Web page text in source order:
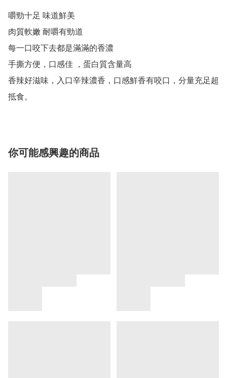
嚼勁十足 味道鮮美
肉質軟嫩 耐嚼有勁道
每一口咬下去都是滿滿的香濃
手撕方便，口感佳 ，蛋白質含量高
香辣好滋味，入口辛辣濃香，口感鮮香有咬口，分量充足超
抵食。
你可能感興趣的商品